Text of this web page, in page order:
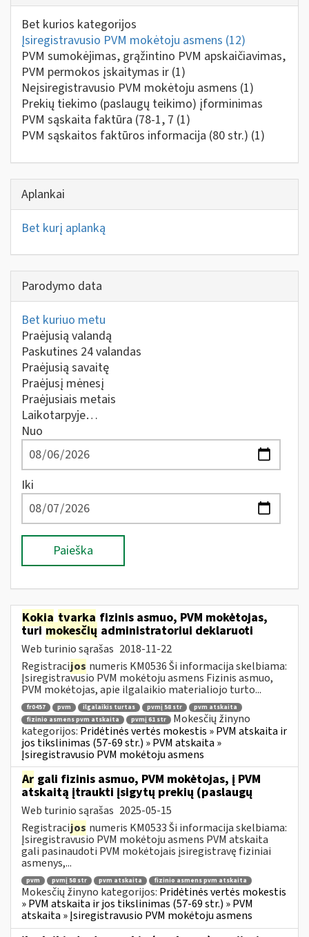
Bet kurios kategorijos
Įsiregistravusio PVM mokėtoju asmens (12)
PVM sumokėjimas, grąžintino PVM apskaičiavimas,
PVM permokos įskaitymas ir (1)
Neįsiregistravusio PVM mokėtoju asmens (1)
Prekių tiekimo (paslaugų teikimo) įforminimas
PVM sąskaita faktūra (78-1, 7 (1)
PVM sąskaitos faktūros informacija (80 str.) (1)
Aplankai
Bet kurį aplanką
Parodymo data
Bet kuriuo metu
Praėjusią valandą
Paskutines 24 valandas
Praėjusią savaitę
Praėjusį mėnesį
Praėjusiais metais
Laikotarpyje…
Nuo
Iki
Paieška
Kokia tvarka fizinis asmuo, PVM mokėtojas,
turimokesčių administratoriui deklaruoti
Web turinio sąrašas 2018-11-22
Registracijos numeris KM0536 Ši informacija skelbiama:
Įsiregistravusio PVM mokėtoju asmens Fizinis asmuo,
PVM mokėtojas, apie ilgalaikio materialiojo turto...
fr0457 pvm ilgalaikis turtas pvmį 58 str
pvm atskaita
fizinio asmens pvm atskaita
pvmį 61 str
Mokesčių žinyno
kategorijos: Pridėtinės vertės mokestis » PVM atskaita ir
jos tikslinimas (57-69 str.) » PVM atskaita »
Įsiregistravusio PVM mokėtoju asmens
Ar gali fizinis asmuo, PVM mokėtojas, į PVM
atskaitą įtraukti įsigytų prekių (paslaugų
Web turinio sąrašas 2025-05-15
Registracijos numeris KM0533 Ši informacija skelbiama:
Įsiregistravusio PVM mokėtoju asmens PVM atskaita
gali pasinaudoti PVM mokėtojais įsiregistravę fiziniai
asmenys,...
pvm pvmį 58 str pvm atskaita fizinio asmens pvm atskaita
Mokesčių žinyno kategorijos: Pridėtinės vertės mokestis
» PVM atskaita ir jos tikslinimas (57-69 str.) » PVM
atskaita » Įsiregistravusio PVM mokėtoju asmens